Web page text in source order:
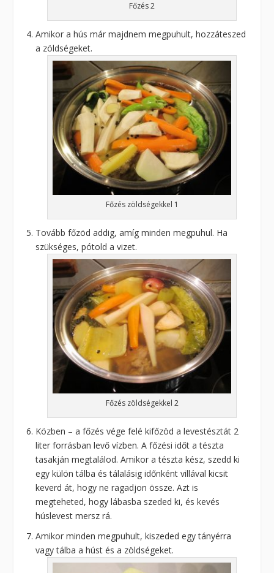
Főzés 2
Amikor a hús már majdnem megpuhult, hozzáteszed
a zöldségeket.
Főzés zöldségekkel 1
Tovább főzöd addig, amíg minden megpuhul. Ha
szükséges, pótold a vizet.
Főzés zöldségekkel 2
Közben – a főzés vége felé kifőzöd a levestésztát 2
liter forrásban levő vízben. A főzési időt a tészta
tasakján megtalálod. Amikor a tészta kész, szedd ki
egy külön tálba és tálalásig időnként villával kicsit
keverd át, hogy ne ragadjon össze. Azt is
megteheted, hogy lábasba szeded ki, és kevés
húslevest mersz rá.
Amikor minden megpuhult, kiszeded egy tányérra
vagy tálba a húst és a zöldségeket.